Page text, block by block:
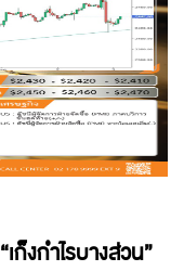
ก็งกำไรบางส่วน”